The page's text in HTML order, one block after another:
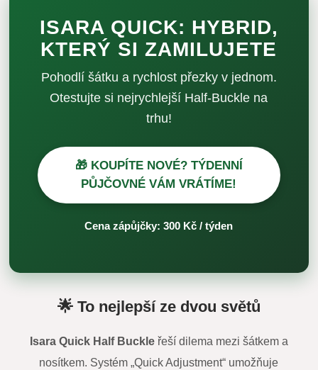
ISARA QUICK: HYBRID,
KTERÝ SI ZAMILUJETE
Pohodlí šátku a rychlost přezky v jednom.
Otestujte si nejrychlejší Half-Buckle na
trhu!
🎁 KOUPÍTE NOVÉ? TÝDENNÍ
PŮJČOVNÉ VÁM VRÁTÍME!
Cena zápůjčky: 300 Kč / týden
🌟 To nejlepší ze dvou světů
Isara Quick Half Buckleřeší dilema mezi šátkem a
nosítkem. Systém „Quick Adjustment“ umožňuje